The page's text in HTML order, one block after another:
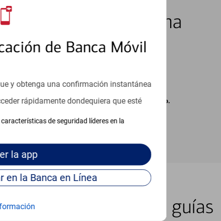
de Banca Móvil
y obtenga una confirmación instantánea
rápidamente dondequiera que esté
de seguridad líderes en la
la app
Continúe para entrar en la Banca en Línea
7 días de la semana
cargos de su proveedor por mensajes de texto.
lugar con nuestras guías